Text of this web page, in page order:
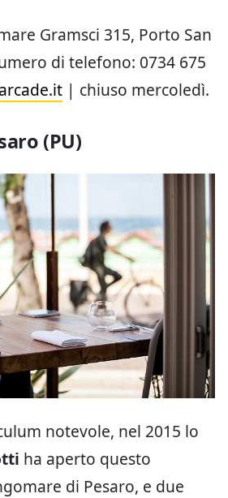
Gramsci 315, Porto San
di telefono: 0734 675
| chiuso mercoledì.
(PU)
notevole, nel 2015 lo
ha aperto questo
di Pesaro, e due